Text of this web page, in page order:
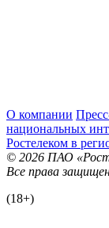
О компании
национальных
Ростелеком в
© 2026 ПАО
Все права
(18+)